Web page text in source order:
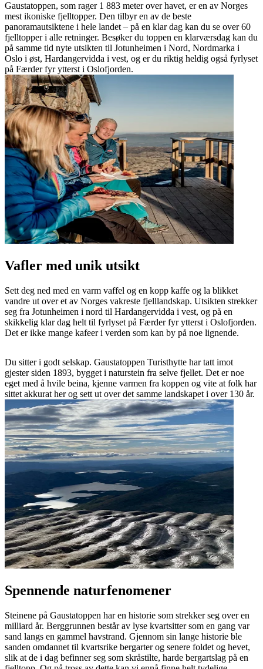
Gaustatoppen, som rager 1 883 meter over havet, er en av Norges
mest ikoniske fjelltopper. Den tilbyr en av de beste
panoramautsiktene i hele landet – på en klar dag kan du se over 60
fjelltopper i alle retninger. Besøker du toppen en klarværsdag kan du
på samme tid nyte utsikten til Jotunheimen i Nord, Nordmarka i
Oslo i øst, Hardangervidda i vest, og er du riktig heldig også fyrlyset
på Færder fyr ytterst i Oslofjorden.
Vafler med unik utsikt
Sett deg ned med en varm vaffel og en kopp kaffe og la blikket
vandre ut over et av Norges vakreste fjelllandskap. Utsikten strekker
seg fra Jotunheimen i nord til Hardangervidda i vest, og på en
skikkelig klar dag helt til fyrlyset på Færder fyr ytterst i Oslofjorden.
Det er ikke mange kafeer i verden som kan by på noe lignende.
Du sitter i godt selskap. Gaustatoppen Turisthytte har tatt imot
gjester siden 1893, bygget i naturstein fra selve fjellet. Det er noe
eget med å hvile beina, kjenne varmen fra koppen og vite at folk har
sittet akkurat her og sett ut over det samme landskapet i over 130 år.
Spennende naturfenomener
Steinene på Gaustatoppen har en historie som strekker seg over en
milliard år. Berggrunnen består av lyse kvartsitter som en gang var
sand langs en gammel havstrand. Gjennom sin lange historie ble
sanden omdannet til kvartsrike bergarter og senere foldet og hevet,
slik at de i dag befinner seg som skråstilte, harde bergartslag på en